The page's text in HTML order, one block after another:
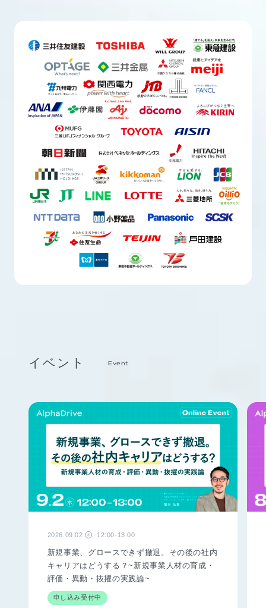
イベント Event
2026.09.02 水 12:00-13:00
新規事業、グロースできず撤退。その後の社内
キャリアはどうする？~新規事業人材の育成・
評価・異動・抜擢の実践論~
申し込み受付中